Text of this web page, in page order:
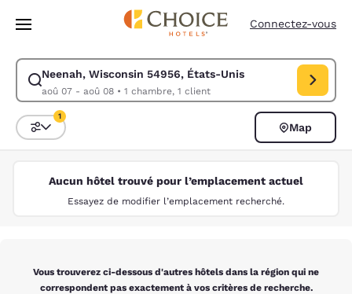
Passer à Contenu Principal
Connectez-vous
Neenah, Wisconsin 54956, États-Unis
aoû 07 - aoû 08• 1 chambre, 1 client
Modifiez la recherche pour Neenah, Wisconsin 54956, États-Unis.
Trier et filtrer
1
Map
Aucun hôtel trouvé pour l’emplacement actuel
Essayez de modifier l’emplacement recherché.
Vous trouverez ci-dessous d'autres hôtels dans la région qui ne
correspondent pas exactement à vos critères de recherche.